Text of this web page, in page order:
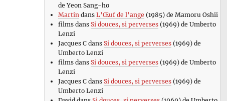
de Yeon Sang-ho
Martin dans L’Œuf de l’ange (1985) de Mamoru Oshii
filmsdans Si douces, si perverses(1969) de Umberto
Lenzi
Jacques Cdans Si douces, si perverses(1969) de
Umberto Lenzi
filmsdans Si douces, si perverses(1969) de Umberto
Lenzi
Jacques Cdans Si douces, si perverses(1969) de
Umberto Lenzi